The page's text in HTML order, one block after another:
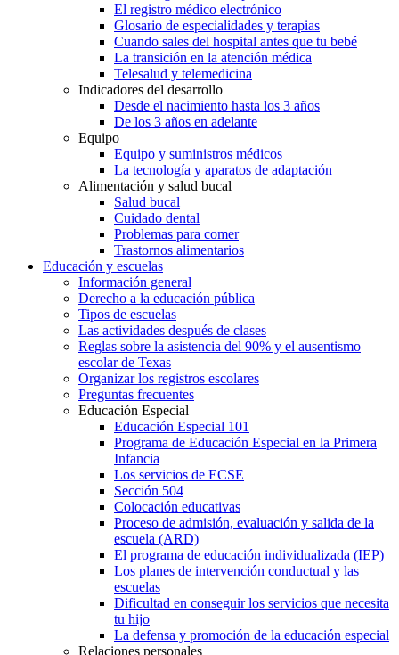
El registro médico electrónico
Glosario de especialidades y terapias
Cuando sales del hospital antes que tu bebé
La transición en la atención médica
Telesalud y telemedicina
Indicadores del desarrollo
Desde el nacimiento hasta los 3 años
De los 3 años en adelante
Equipo
Equipo y suministros médicos
La tecnología y aparatos de adaptación
Alimentación y salud bucal
Salud bucal
Cuidado dental
Problemas para comer
Trastornos alimentarios
Educación y escuelas
Información general
Derecho a la educación pública
Tipos de escuelas
Las actividades después de clases
Reglas sobre la asistencia del 90% y el ausentismo
escolar de Texas
Organizar los registros escolares
Preguntas frecuentes
Educación Especial
Educación Especial 101
Programa de Educación Especial en la Primera
Infancia
Los servicios de ECSE
Sección 504
Colocación educativas
Proceso de admisión, evaluación y salida de la
escuela (ARD)
El programa de educación individualizada (IEP)
Los planes de intervención conductual y las
escuelas
Dificultad en conseguir los servicios que necesita
tu hijo
La defensa y promoción de la educación especial
Relaciones personales